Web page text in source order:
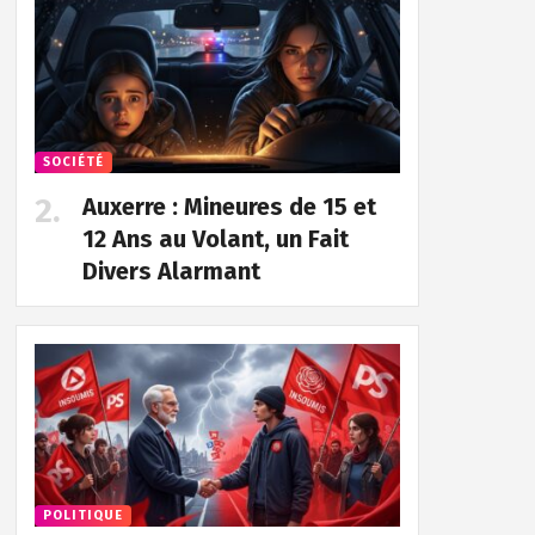
SOCIÉTÉ
Auxerre : Mineures de 15 et
12 Ans au Volant, un Fait
Divers Alarmant
POLITIQUE